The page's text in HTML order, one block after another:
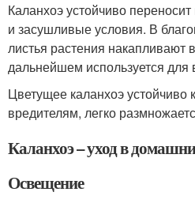
Каланхоэ устойчиво
и засушливые условия. В
листья растения накапливают
дальнейшем используется
Цветущее каланхоэ
вредителям, легко
Каланхоэ – уход в
Освещение